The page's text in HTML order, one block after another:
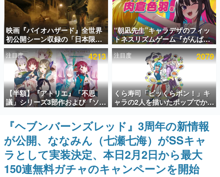
電ファミのいま読まれている記事ランキング
アプリセール情報
インタビュー
連載・特集一覧
殿堂入り記事
SNS拡散数が数千以上！ ページビュー数万以上！ などな
ど。多くの人々に読まれた、電ファミ渾身の“殿堂入り”記
事をまとめました。
ゲームの企画書
名作ゲームクリエイターの方々に製作時のエピソードをお
聞きし、ヒットする企画（ゲーム）とは何か？を探ってい
きます。
赫本
この物語を解いてはいけない。『赫本』は、〈試験問題〉
映画『バイオハザード』全世界
初公開シーン収録の「日本限
定」予告映像が解禁。バイオの
日（8月10日）にあわせて、
「ラクーンシティ総合病院」へ
行く配達人の姿が披露
“朝凪先生”キャラデザのフィッ
トネスリズムゲーム『がんば
れ！チアリズム』Steamストア
ページが公開。キャラクターの
CVは陽向葵ゅかさん
注目度 4213
【半額】『アトリエ』「不思
議」シリーズ3部作および『ソフ
ィーのアトリエ2』公式画集の
Kindle版が50%オフとなるセー
ルが開催中。各作品の設定画や
美麗なイラストの数々をふんだ
んに収録
注目度 2079
くら寿司「ビッくらポン！」キ
ャラの2人を描いたポップでかわ
いいコラボイラストが公開。コ
ラボイラストを使用した限定T
シャツ&ステッカーがアソビシ
ステム主催「Akaku展」にて販
売へ
『ヘブンバーンズレッド』3周年の新情報
が公開、ななみん（七瀬七海）がSSキャ
ラとして実装決定、本日2月2日から最大
150連無料ガチャのキャンペーンを開始